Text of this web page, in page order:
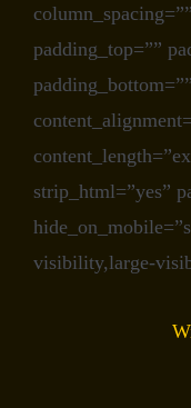
padding_top=””
strip_html=”yes”
visibility,large-